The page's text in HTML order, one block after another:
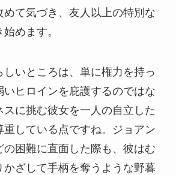
めて気づき、友人以上の特別な
めます。
いところは、単に権力を持っ
いヒロインを庇護するのではな
スに挑む彼女を一人の自立した
重している点ですね。ジョアン
の困難に直面した際も、彼はむ
かざして手柄を奪うような野暮